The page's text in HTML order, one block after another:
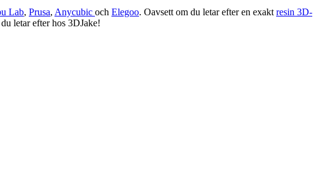
Lab, Prusa, Anycubic och Elegoo. Oavsett om du letar efter en exakt resin 3D-
letar efter hos 3DJake!